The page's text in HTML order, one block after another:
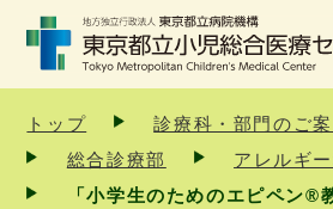
トップ
診療科・部門のご
総合診療部
アレルギ
「小学生のためのエピペン®